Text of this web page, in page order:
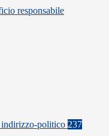
responsabile
politico 237